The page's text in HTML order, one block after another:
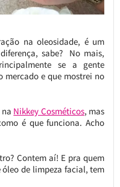
na oleosidade, é um
sabe? No mais,
se a gente
mercado e que mostrei no
na Nikkey Cosméticos, mas
é que funciona. Acho
Contem aí! E pra quem
de limpeza facial, tem